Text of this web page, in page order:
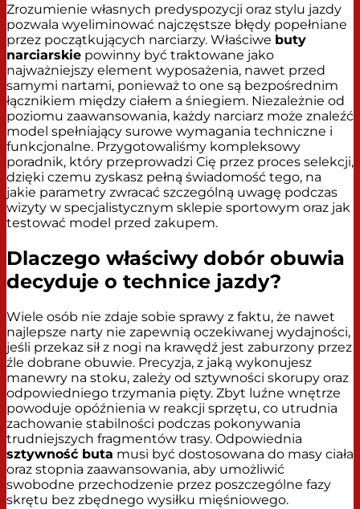
Zrozumienie własnych predyspozycji oraz stylu jazdy
pozwala wyeliminować najczęstsze błędy popełniane
przez początkujących narciarzy. Właściwe buty
narciarskie powinny być traktowane jako
najważniejszy element wyposażenia, nawet przed
samymi nartami, ponieważ to one są bezpośrednim
łącznikiem między ciałem a śniegiem. Niezależnie od
poziomu zaawansowania, każdy narciarz może znaleźć
model spełniający surowe wymagania techniczne i
funkcjonalne. Przygotowaliśmy kompleksowy
poradnik, który przeprowadzi Cię przez proces selekcji,
dzięki czemu zyskasz pełną świadomość tego, na
jakie parametry zwracać szczególną uwagę podczas
wizyty w specjalistycznym sklepie sportowym oraz jak
testować model przed zakupem.
Dlaczego właściwy dobór obuwia
decyduje o technice jazdy?
Wiele osób nie zdaje sobie sprawy z faktu, że nawet
najlepsze narty nie zapewnią oczekiwanej wydajności,
jeśli przekaz sił z nogi na krawędź jest zaburzony przez
źle dobrane obuwie. Precyzja, z jaką wykonujesz
manewry na stoku, zależy od sztywności skorupy oraz
odpowiedniego trzymania pięty. Zbyt luźne wnętrze
powoduje opóźnienia w reakcji sprzętu, co utrudnia
zachowanie stabilności podczas pokonywania
trudniejszych fragmentów trasy. Odpowiednia
sztywność buta musi być dostosowana do masy ciała
oraz stopnia zaawansowania, aby umożliwić
swobodne przechodzenie przez poszczególne fazy
skrętu bez zbędnego wysiłku mięśniowego.